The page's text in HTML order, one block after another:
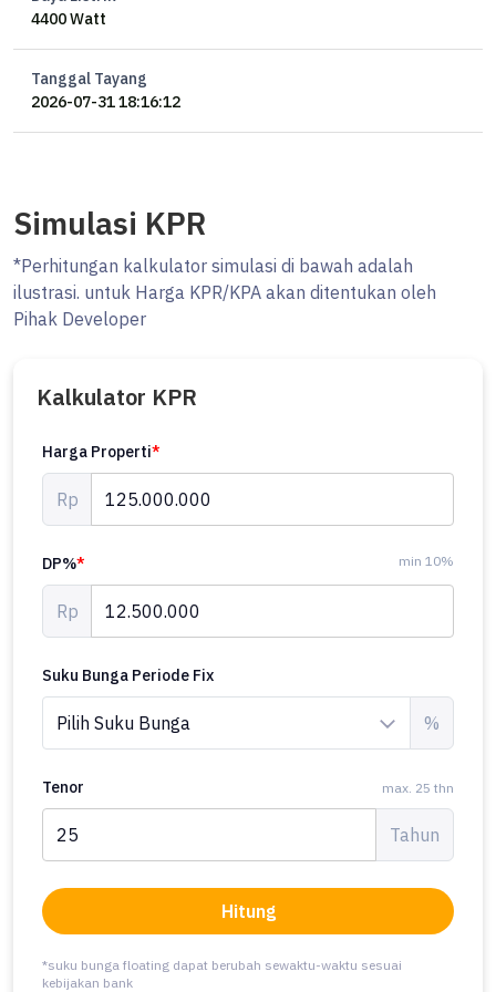
4400 Watt
Tanggal Tayang
2026-07-31 18:16:12
Simulasi KPR
*Perhitungan kalkulator simulasi di bawah adalah
ilustrasi. untuk Harga KPR/KPA akan ditentukan oleh
Pihak Developer
Kalkulator KPR
Harga Properti*
Rp
DP%* min 10%
Rp
Suku Bunga Periode Fix
%
Tenor max. 25 thn
Tahun
Hitung
*suku bunga floating dapat berubah sewaktu-waktu sesuai
kebijakan bank